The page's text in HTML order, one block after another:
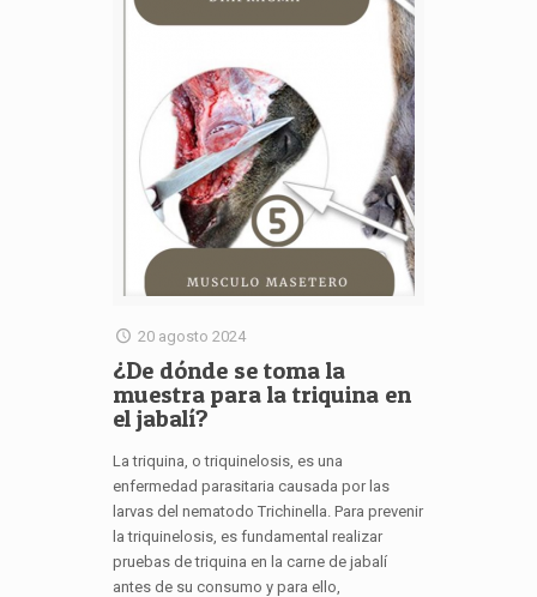
20 agosto 2024
¿De dónde se toma la
muestra para la triquina en
el jabalí?
La triquina, o triquinelosis, es una
enfermedad parasitaria causada por las
larvas del nematodo Trichinella. Para prevenir
la triquinelosis, es fundamental realizar
pruebas de triquina en la carne de jabalí
antes de su consumo y para ello,